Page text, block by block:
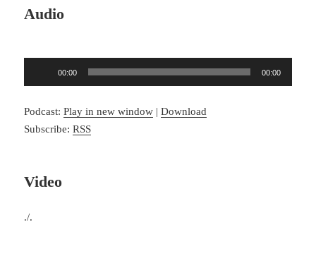
Audio
00:00 00:00
Podcast:Play in new window |Download
Subscribe:RSS
Video
./.